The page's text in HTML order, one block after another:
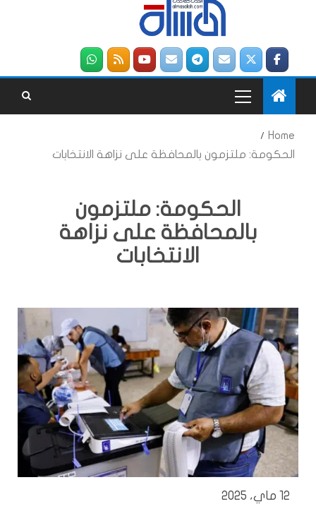
Home
الحكومة: ملتزمون بالمحافظة على نزاهة الانتخابات
الحكومة: ملتزمون
بالمحافظة على نزاهة
الانتخابات
12 ماي، 2025